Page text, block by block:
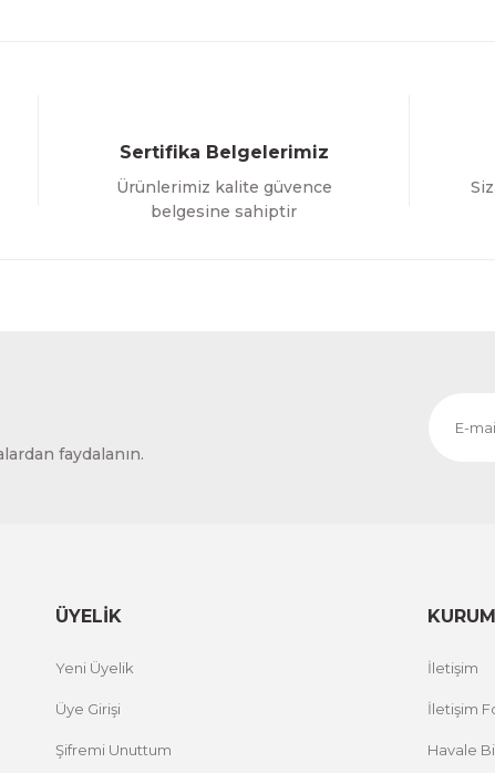
Sertifika Belgelerimiz
Ürünlerimiz kalite güvence
belgesine sahiptir
faydalanın.
ÜYELİK
Yeni Üyelik
Üye Girişi
Şifremi Unuttum
İletişim
İletişim
Havale